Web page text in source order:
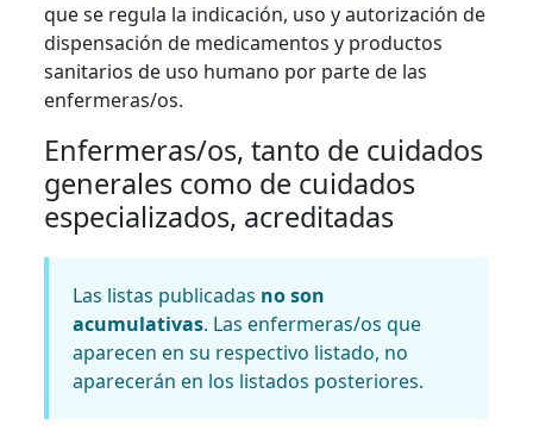
que se regula la indicación, uso y autorización de
dispensación de medicamentos y productos
sanitarios de uso humano por parte de las
enfermeras/os.
Enfermeras/os, tanto de cuidados
generales como de cuidados
especializados, acreditadas
Las listas publicadas no son
acumulativas. Las enfermeras/os que
aparecen en su respectivo listado, no
aparecerán en los listados posteriores.